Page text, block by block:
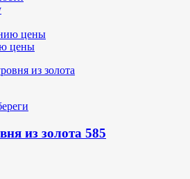
цены
цены
из золота 585